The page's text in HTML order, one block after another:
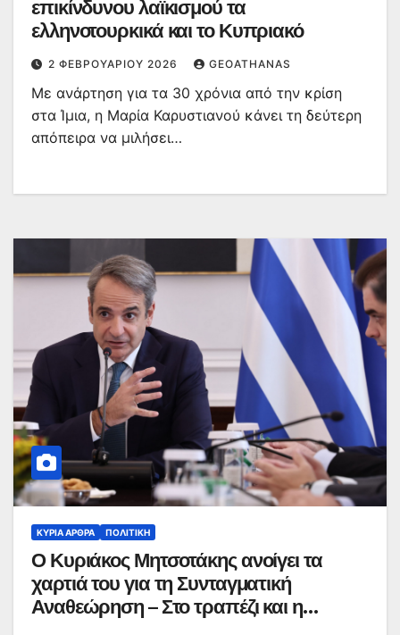
επικίνδυνου λαϊκισμού τα
ελληνοτουρκικά και το Κυπριακό
2 ΦΕΒΡΟΥΑΡΊΟΥ 2026 GEOATHANAS
Με ανάρτηση για τα 30 χρόνια από την κρίση
στα Ίμια, η Μαρία Καρυστιανού κάνει τη δεύτερη
απόπειρα να μιλήσει…
ΚΥΡΙΑ ΑΡΘΡΑ ΠΟΛΙΤΙΚΉ
Ο Κυριάκος Μητσοτάκης ανοίγει τα
χαρτιά του για τη Συνταγματική
Αναθεώρηση – Στο τραπέζι και η